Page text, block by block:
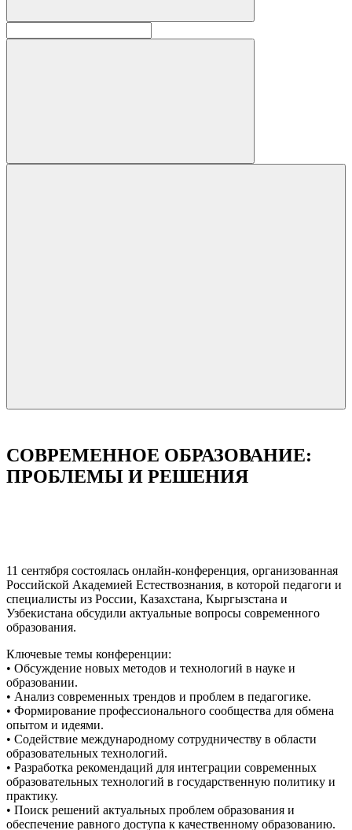
СОВРЕМЕННОЕ ОБРАЗОВАНИЕ:
ПРОБЛЕМЫ И РЕШЕНИЯ
11 сентября состоялась онлайн-конференция, организованная
Российской Академией Естествознания, в которой педагоги и
специалисты из России, Казахстана, Кыргызстана и
Узбекистана обсудили актуальные вопросы современного
образования.
Ключевые темы конференции:
• Обсуждение новых методов и технологий в науке и
образовании.
• Анализ современных трендов и проблем в педагогике.
• Формирование профессионального сообщества для обмена
опытом и идеями.
• Содействие международному сотрудничеству в области
образовательных технологий.
• Разработка рекомендаций для интеграции современных
образовательных технологий в государственную политику и
практику.
• Поиск решений актуальных проблем образования и
обеспечение равного доступа к качественному образованию.